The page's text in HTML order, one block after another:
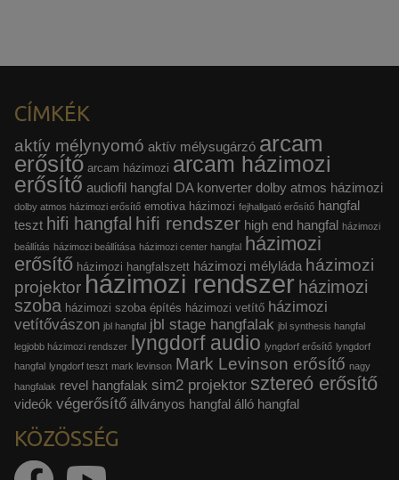
CÍMKÉK
aktív mélynyomó aktív mélysugárzó arcam
erősítő arcam házimozi arcam házimozi
erősítő audiofil hangfal DA konverter dolby atmos házimozi
dolby atmos házimozi erősítő emotiva házimozi fejhallgató erősítő hangfal
teszt hifi hangfal hifi rendszer high end hangfal házimozi
beállítás házimozi beállítása házimozi center hangfal házimozi
erősítő házimozi hangfalszett házimozi mélyláda házimozi
projektor házimozi rendszer házimozi
szoba házimozi szoba építés házimozi vetítő házimozi
vetítővászon jbl hangfal jbl stage hangfalak jbl synthesis hangfal
legjobb házimozi rendszer lyngdorf audio lyngdorf erősítő lyngdorf
hangfal lyngdorf teszt mark levinson Mark Levinson erősítő nagy
hangfalak revel hangfalak sim2 projektor sztereó erősítő
videók végerősítő állványos hangfal álló hangfal
KÖZÖSSÉG